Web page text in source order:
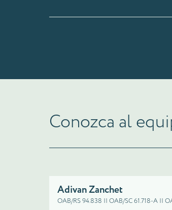
Conozca al
Adivan Zanchet
OAB/RS 94.838 || OAB/SC 61.718-A ||